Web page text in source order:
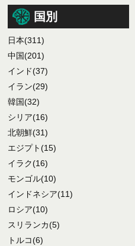
国別
日本(311)
中国(201)
インド(37)
イラン(29)
韓国(32)
シリア(16)
北朝鮮(31)
エジプト(15)
イラク(16)
モンゴル(10)
インドネシア(11)
ロシア(10)
スリランカ(5)
トルコ(6)